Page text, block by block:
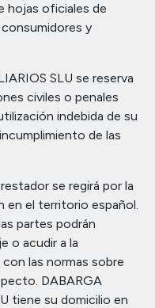
hojas oficiales de
y
SLU se reserva
civiles o penales
indebida de su
de las
se regirá por la
en el territorio español.
partes podrán
o acudir a la
las normas sobre
DABARGA
tiene su domicilio en